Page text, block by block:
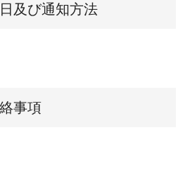
及び通知方法
事項